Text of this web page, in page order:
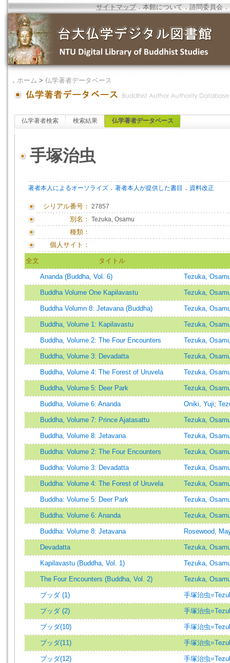
サイトマップ．本館について ．諮問委員会 ．
． ホーム > 仏学著者データベース
仏学著者検索 検索結果 仏学著者データベース
手塚治虫
著者本人によるオーソライズ ． 著者本人が提供した書目 ． 資料改正
シリアル番号： 27857
別名： Tezuka, Osamu
種類：
個人サイト：
全文 タイトル
Ananda (Buddha, Vol. 6) Tezuka,
Buddha Volume One Kapilavastu Tezuka,
Buddha Volumn 8: Jetavana (Buddha) Tezuka,
Buddha, Volume 1: Kapilavastu Tezuka,
Buddha, Volume 2: The Four Encounters Tezuka,
Buddha, Volume 3: Devadatta Tezuka,
Buddha, Volume 4: The Forest of Uruvela Tezuka,
Buddha, Volume 5: Deer Park Tezuka,
Buddha, Volume 6: Ananda Oniki, Yuji;
Buddha, Volume 7: Prince Ajatasattu Tezuka,
Buddha, Volume 8: Jetavana Tezuka,
Buddha: Volume 2: The Four Encounters Tezuka,
Buddha: Volume 3: Devadatta Tezuka,
Buddha: Volume 4: The Forest of Uruvela Tezuka,
Buddha: Volume 5: Deer Park Tezuka,
Buddha: Volume 6: Ananda Tezuka,
Buddha: Volume 8: Jetavana Rosewood,
Devadatta Tezuka,
Kapilavastu (Buddha, Vol. 1) Tezuka,
The Four Encounters (Buddha, Vol. 2) Tezuka,
ブッダ (1) 手塚治虫
ブッダ (2) 手塚治虫
ブッダ(10) 手塚治虫
ブッダ(11) 手塚治虫
ブッダ(12) 手塚治虫